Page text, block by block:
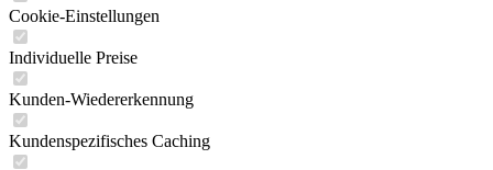
Cookie-Einstellungen
Individuelle Preise
Kunden-Wiedererkennung
Kundenspezifisches Caching